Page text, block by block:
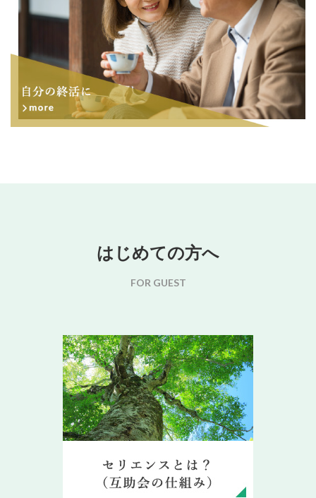
はじめての方へ
FOR GUEST